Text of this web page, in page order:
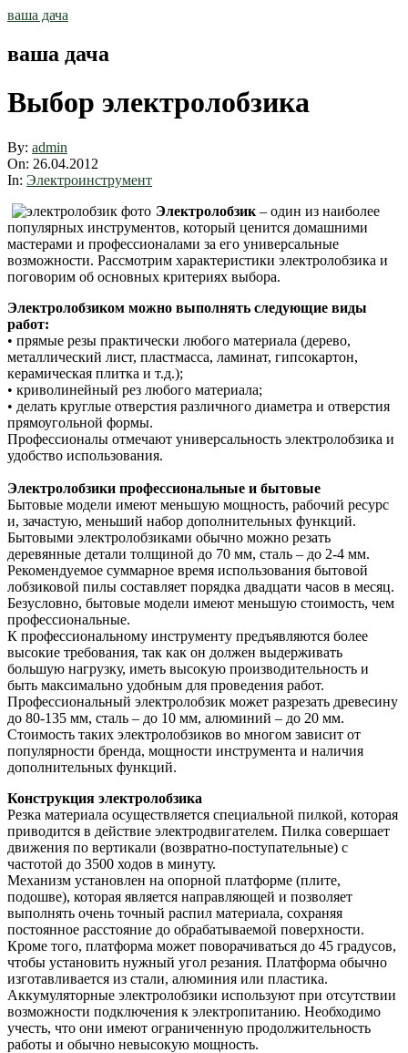
Skip
ваша дача
ваша дача
Выбор электролобзика
By: admin
On: 26.04.2012
In: Электроинструмент
Электролобзик – один из наиболее
популярных инструментов, который ценится домашними
мастерами и профессионалами за его универсальные
возможности. Рассмотрим характеристики электролобзика и
поговорим об основных критериях выбора.
Электролобзиком можно выполнять следующие виды
работ:
• прямые резы практически любого материала (дерево,
металлический лист, пластмасса, ламинат, гипсокартон,
керамическая плитка и т.д.);
• криволинейный рез любого материала;
• делать круглые отверстия различного диаметра и отверстия
прямоугольной формы.
Профессионалы отмечают универсальность электролобзика и
удобство использования.
Электролобзики профессиональные и бытовые
Бытовые модели имеют меньшую мощность, рабочий ресурс
и, зачастую, меньший набор дополнительных функций.
Бытовыми электролобзиками обычно можно резать
деревянные детали толщиной до 70 мм, сталь – до 2-4 мм.
Рекомендуемое суммарное время использования бытовой
лобзиковой пилы составляет порядка двадцати часов в месяц.
Безусловно, бытовые модели имеют меньшую стоимость, чем
профессиональные.
К профессиональному инструменту предъявляются более
высокие требования, так как он должен выдерживать
большую нагрузку, иметь высокую производительность и
быть максимально удобным для проведения работ.
Профессиональный электролобзик может разрезать древесину
до 80-135 мм, сталь – до 10 мм, алюминий – до 20 мм.
Стоимость таких электролобзиков во многом зависит от
популярности бренда, мощности инструмента и наличия
дополнительных функций.
Конструкция электролобзика
Резка материала осуществляется специальной пилкой, которая
приводится в действие электродвигателем. Пилка совершает
движения по вертикали (возвратно-поступательные) с
частотой до 3500 ходов в минуту.
Механизм установлен на опорной платформе (плите,
подошве), которая является направляющей и позволяет
выполнять очень точный распил материала, сохраняя
постоянное расстояние до обрабатываемой поверхности.
Кроме того, платформа может поворачиваться до 45 градусов,
чтобы установить нужный угол резания. Платформа обычно
изготавливается из стали, алюминия или пластика.
Аккумуляторные электролобзики используют при отсутствии
возможности подключения к электропитанию. Необходимо
учесть, что они имеют ограниченную продолжительность
работы и обычно невысокую мощность.